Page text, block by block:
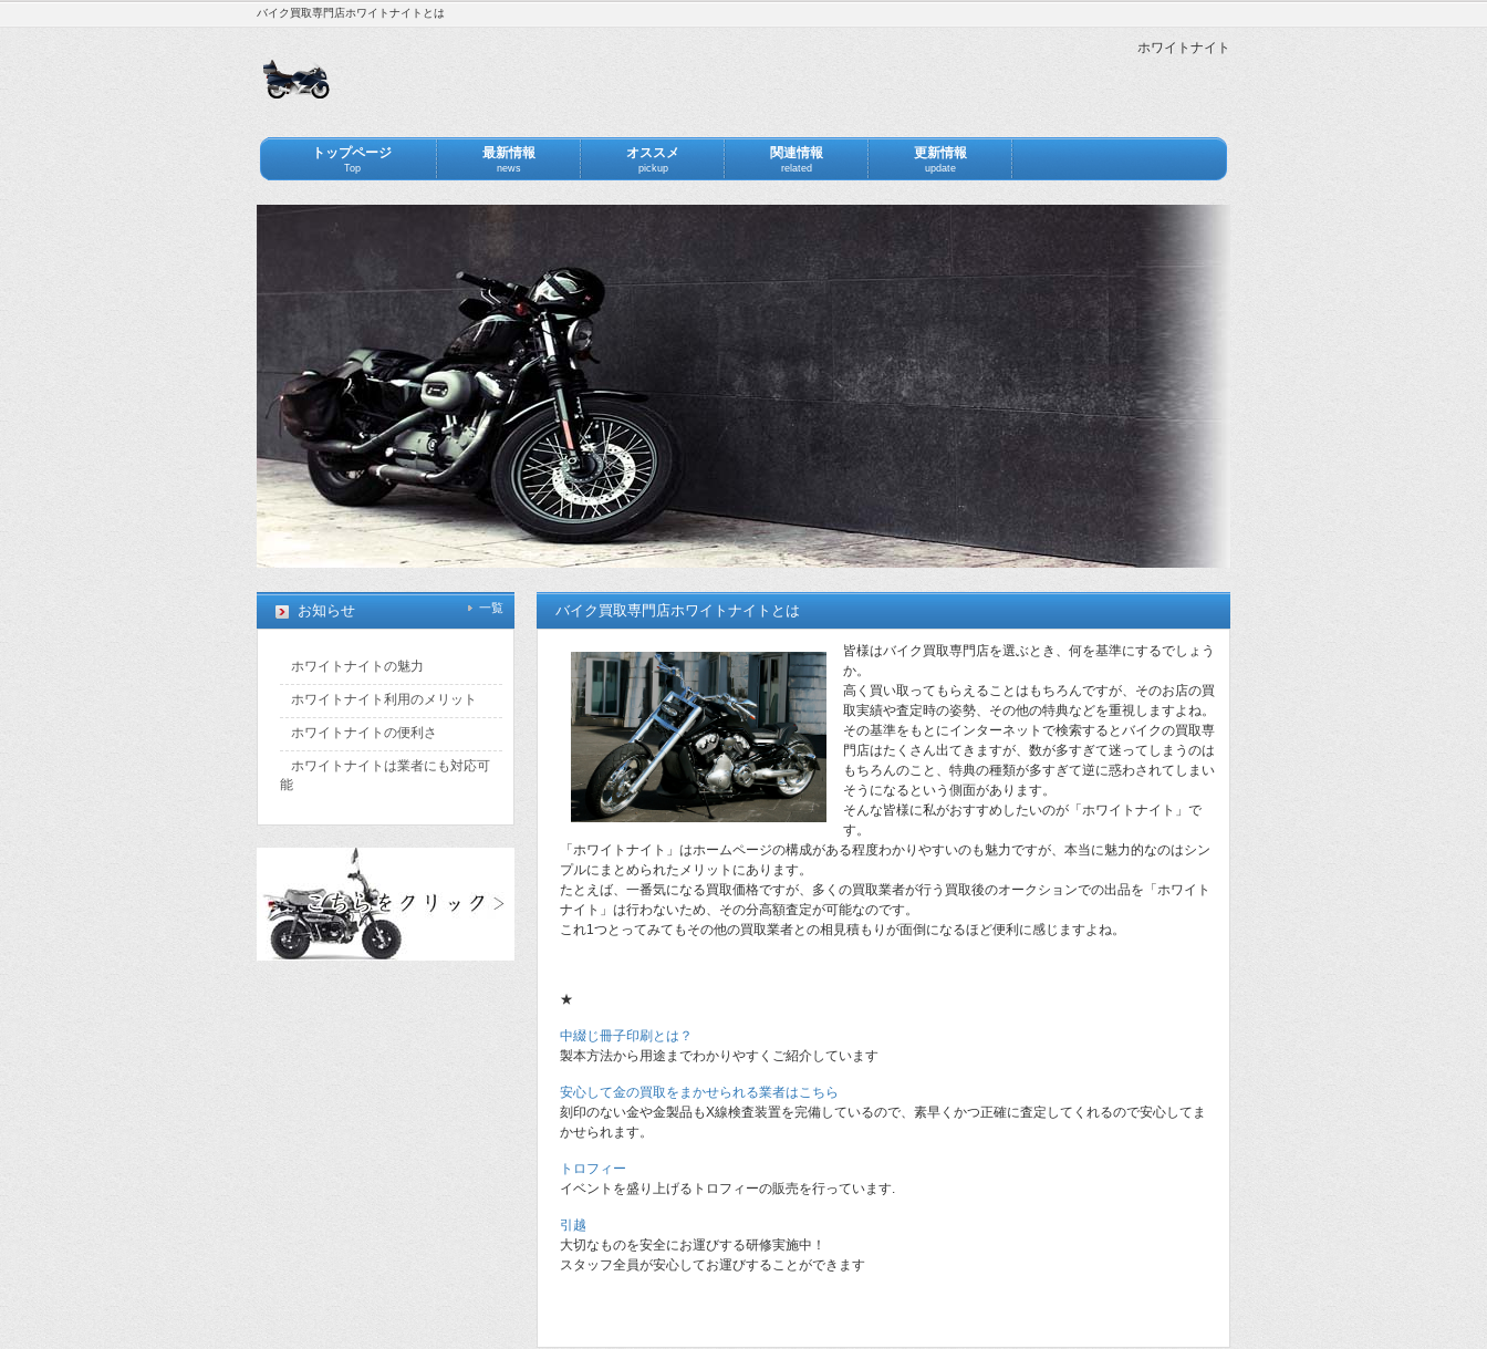
バイク買取専門店ホワイトナイトとは
ホワイトナイト
トップページ
Top
最新情報
news
オススメ
pickup
関連情報
related
更新情報
update
バイク買取専門店ホワイトナイトとは
皆様はバイク買取専門店を選ぶとき、何を基準にするでしょう
か。
高く買い取ってもらえることはもちろんですが、そのお店の買
取実績や査定時の姿勢、その他の特典などを重視しますよね。
その基準をもとにインターネットで検索するとバイクの買取専
門店はたくさん出てきますが、数が多すぎて迷ってしまうのは
もちろんのこと、特典の種類が多すぎて逆に惑わされてしまい
そうになるという側面があります。
そんな皆様に私がおすすめしたいのが「ホワイトナイト」で
す。
「ホワイトナイト」はホームページの構成がある程度わかりやすいのも魅力ですが、本当に魅力的なのはシン
プルにまとめられたメリットにあります。
たとえば、一番気になる買取価格ですが、多くの買取業者が行う買取後のオークションでの出品を「ホワイト
ナイト」は行わないため、その分高額査定が可能なのです。
これ1つとってみてもその他の買取業者との相見積もりが面倒になるほど便利に感じますよね。
★
中綴じ冊子印刷とは？
製本方法から用途までわかりやすくご紹介しています
安心して金の買取をまかせられる業者はこちら
刻印のない金や金製品もX線検査装置を完備しているので、素早くかつ正確に査定してくれるので安心してま
かせられます。
トロフィー
イベントを盛り上げるトロフィーの販売を行っています.
引越
大切なものを安全にお運びする研修実施中！
スタッフ全員が安心してお運びすることができます
お知らせ 一覧
ホワイトナイトの魅力
ホワイトナイト利用のメリット
ホワイトナイトの便利さ
ホワイトナイトは業者にも対応可
能